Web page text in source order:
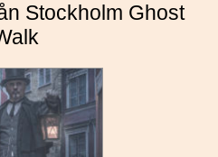
Stockholm Ghost